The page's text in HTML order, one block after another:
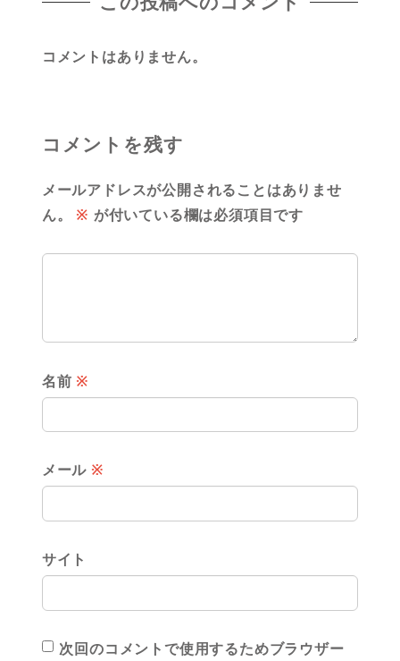
コメントはありません。
コメントを残す
メールアドレスが公開されることはありませ
ん。
※ が付いている欄は必須項目です
名前 ※
メール ※
サイト
次回のコメントで使用するためブラウザー